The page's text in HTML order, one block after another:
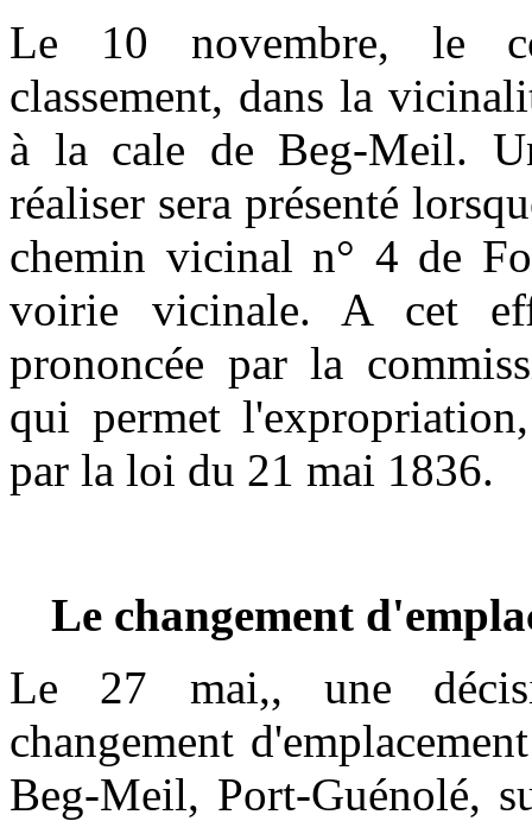
Le 10 novembre, le
classement, dans la
à la cale de Beg-Meil.
réaliser sera présenté
chemin vicinal n° 4 de
voirie vicinale. A cet
prononcée par la
qui permet
par la loi du 21 mai 1836.
Le changement
Le 27 mai,, une
changement
Beg-Meil, Port-Guénolé,